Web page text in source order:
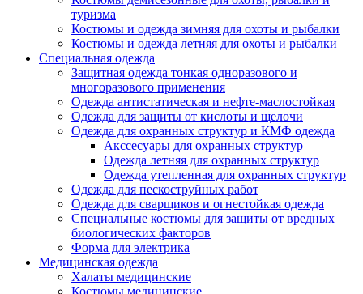
туризма
Костюмы и одежда зимняя для охоты и рыбалки
Костюмы и одежда летняя для охоты и рыбалки
Специальная одежда
Защитная одежда тонкая одноразового и
многоразового применения
Одежда антистатическая и нефте-маслостойкая
Одежда для защиты от кислоты и щелочи
Одежда для охранных структур и КМФ одежда
Акссесуары для охранных структур
Одежда летняя для охранных структур
Одежда утепленная для охранных структур
Одежда для пескоструйных работ
Одежда для сварщиков и огнестойкая одежда
Специальные костюмы для защиты от вредных
биологических факторов
Форма для электрика
Медицинская одежда
Халаты медицинские
Костюмы медицинские